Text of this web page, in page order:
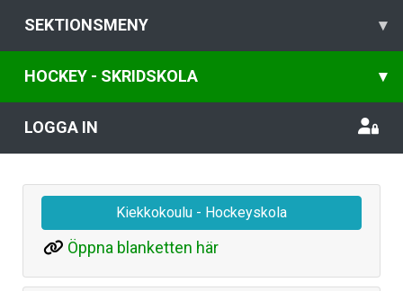
SEKTIONSMENY ▾
HOCKEY - SKRIDSKOLA ▾
LOGGA IN
Kiekkokoulu - Hockeyskola
Öppna blanketten här